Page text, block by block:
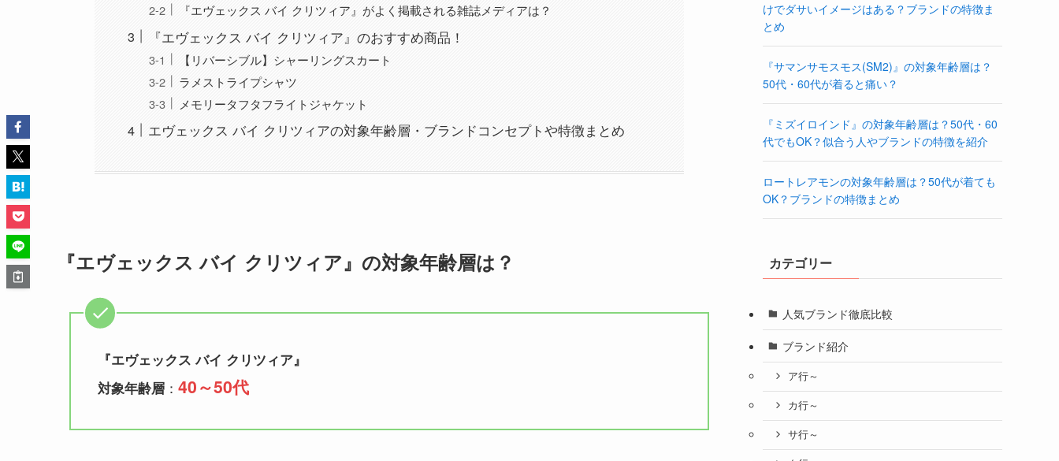
『エヴェックス バイ クリツィア』がよく掲載される雑誌メディアは？
『エヴェックス バイ クリツィア』のおすすめ商品！
【リバーシブル】シャーリングスカート
ラメストライプシャツ
メモリータフタフライトジャケット
エヴェックス バイ クリツィアの対象年齢層・ブランドコンセプトや特徴まとめ
『エヴェックス バイ クリツィア』の対象年齢層は？
『エヴェックス バイ クリツィア』
対象年齢層 ： 40～50代
けでダサいイメージはある？ブランドの特徴ま
とめ
『サマンサモスモス(SM2)』の対象年齢層は？
50代・60代が着ると痛い？
『ミズイロインド』の対象年齢層は？50代・60
代でもOK？似合う人やブランドの特徴を紹介
ロートレアモンの対象年齢層は？50代が着ても
OK？ブランドの特徴まとめ
カテゴリー
人気ブランド徹底比較
ブランド紹介
ア行～
カ行～
サ行～